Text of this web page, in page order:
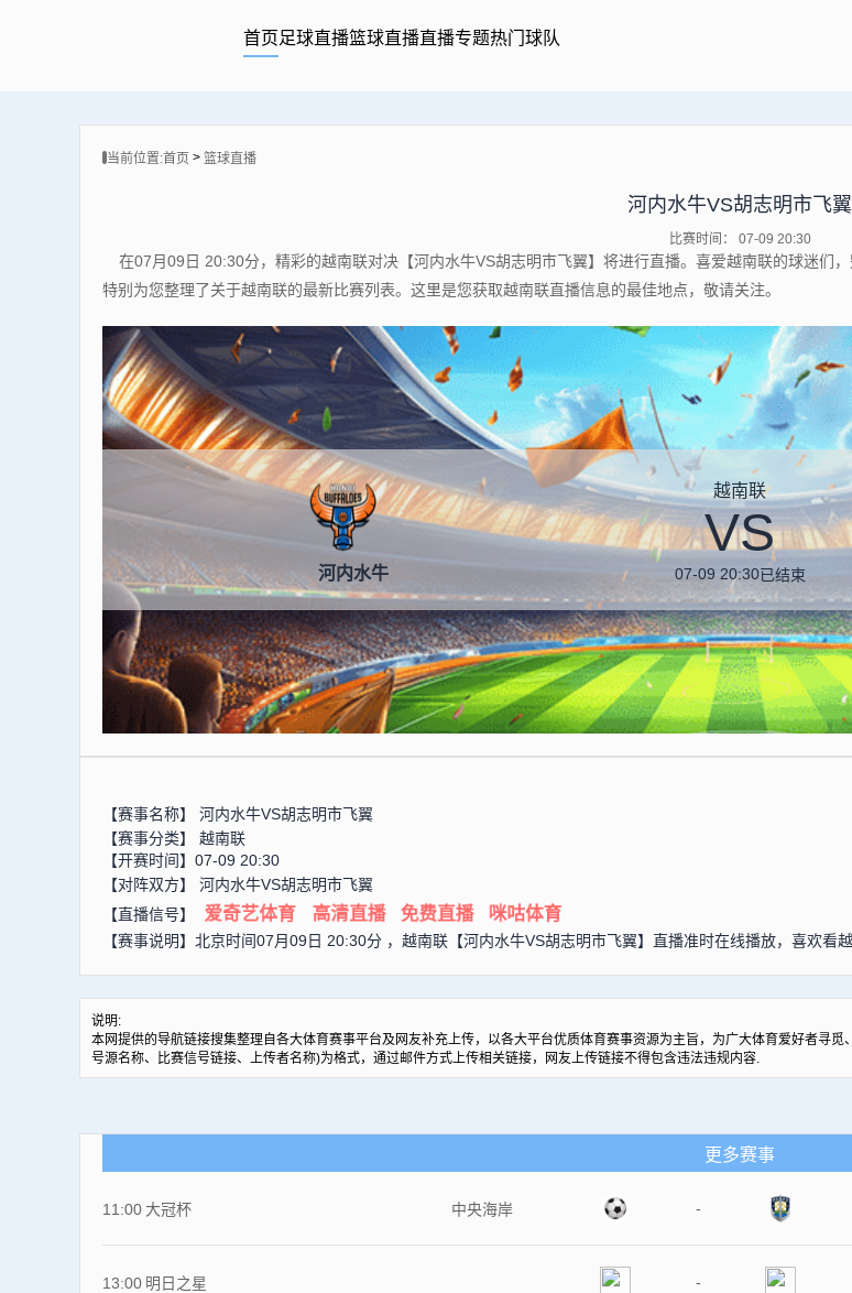
首页足球直播篮球直播直播专题热门球队
当前位置:首页 > 篮球直播
河内水牛VS胡志明市飞翼
比赛时间： 07-09 20:30
在07月09日 20:30分，精彩的越南联对决【河内水牛VS胡志明市飞翼】将进行直播。喜爱越南联的球迷们
特别为您整理了关于越南联的最新比赛列表。这里是您获取越南联直播信息的最佳地点，敬请关注。
河内水牛
越南联
VS
07-09 20:30已结束
【赛事名称】 河内水牛VS胡志明市飞翼
【赛事分类】 越南联
【开赛时间】07-09 20:30
【对阵双方】 河内水牛VS胡志明市飞翼
【直播信号】
爱奇艺体育 高清直播 免费直播 咪咕体育
【赛事说明】北京时间07月09日 20:30分 ，越南联【河内水牛VS胡志明市飞翼】直播准时在线播放，喜欢看
说明:
本网提供的导航链接搜集整理自各大体育赛事平台及网友补充上传，以各大平台优质体育赛事资源为主旨，为广大体育爱好者寻
号源名称、比赛信号链接、上传者名称)为格式，通过邮件方式上传相关链接，网友上传链接不得包含违法违规内容.
更多赛事
11:00 大冠杯 中央海岸 -
13:00 明日之星 -